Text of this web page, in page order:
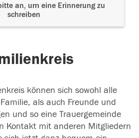
an, um eine Erinnerung zu
schreiben
können sich sowohl alle
als auch Freunde und
und so eine Trauergemeinde
Kontakt mit anderen Mitgliedern